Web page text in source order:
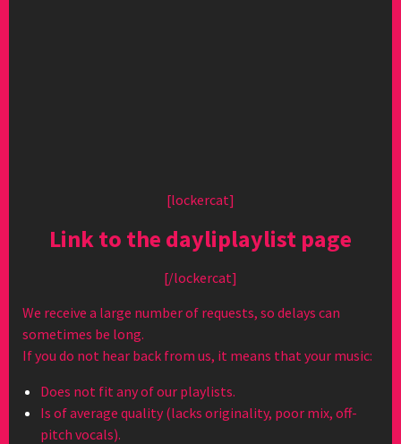
[lockercat]
Link to the dayliplaylist page
[/lockercat]
We receive a large number of requests, so delays can
sometimes be long.
If you do not hear back from us, it means that your music:
Does not fit any of our playlists.
Is of average quality (lacks originality, poor mix, off-
pitch vocals).